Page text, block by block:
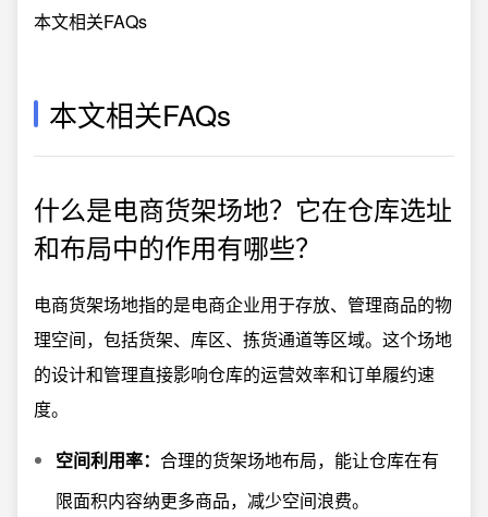
本文相关FAQs
本文相关FAQs
什么是电商货架场地？它在仓库选址
和布局中的作用有哪些？
电商货架场地指的是电商企业用于存放、管理商品的物
理空间，包括货架、库区、拣货通道等区域。这个场地
的设计和管理直接影响仓库的运营效率和订单履约速
度。
空间利用率： 合理的货架场地布局，能让仓库在有
限面积内容纳更多商品，减少空间浪费。